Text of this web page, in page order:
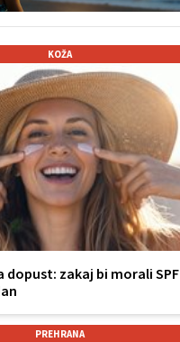
KOŽA
dopust: zakaj bi morali SPF
PREHRANA